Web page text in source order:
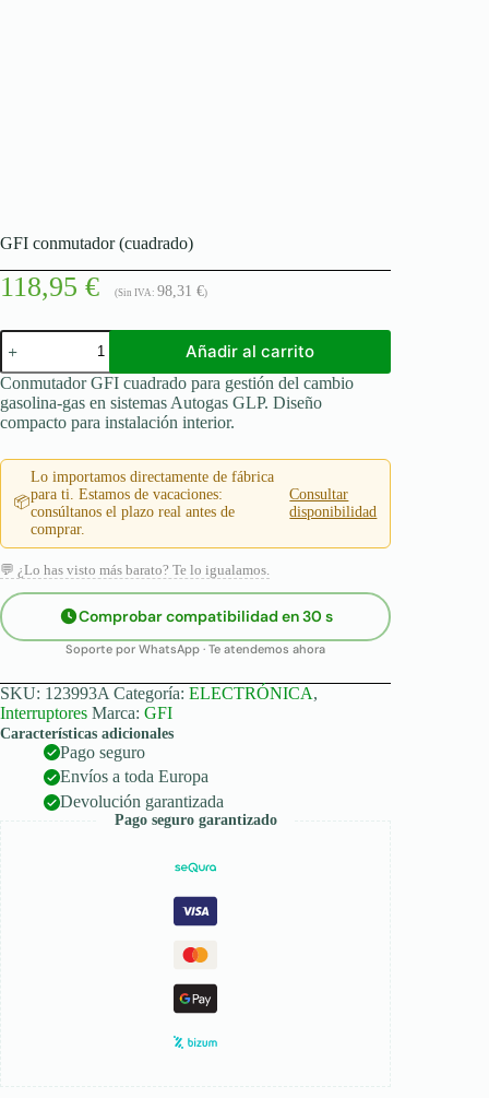
GFI conmutador (cuadrado)
118,95 € (Sin IVA: 98,31 €)
GFI
conmutador
(cuadrado)
cantidad
Añadir al carrito
Conmutador GFI cuadrado para gestión del cambio
gasolina-gas en sistemas Autogas GLP. Diseño
compacto para instalación interior.
📦
Lo importamos directamente de fábrica
para ti. Estamos de vacaciones:
consúltanos el plazo real antes de
comprar.
Consultar
disponibilidad
💬 ¿Lo has visto más barato? Te lo igualamos.
Comprobar compatibilidad en 30 s
Soporte por WhatsApp · Te atendemos ahora
SKU: 123993A Categoría: ELECTRÓNICA,
Interruptores Marca: GFI
Características adicionales
Pago seguro
Envíos a toda Europa
Devolución garantizada
Pago seguro garantizado